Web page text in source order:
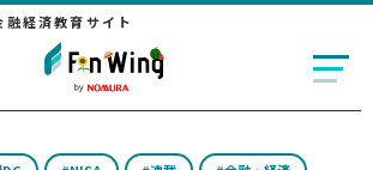
経済教育サイト